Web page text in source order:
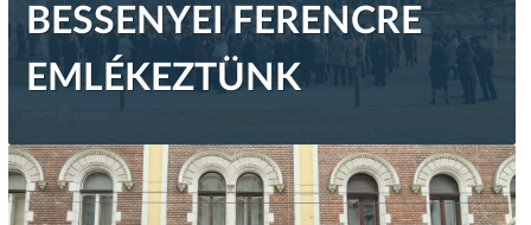
BESSENYEI FERENCRE
EMLÉKEZTÜNK